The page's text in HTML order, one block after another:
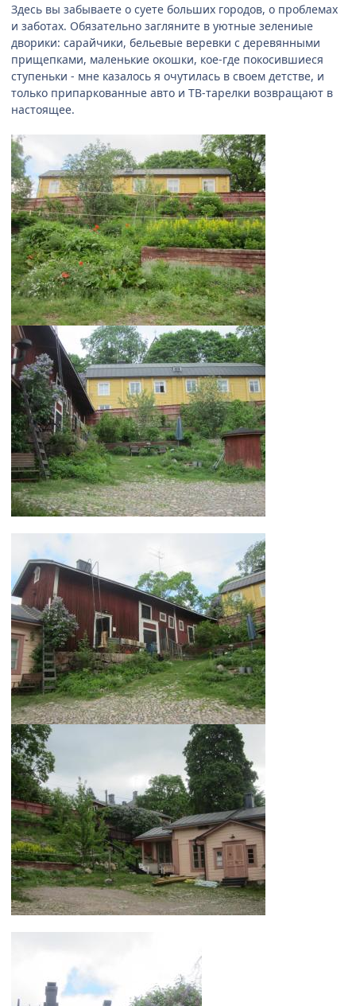
Здесь вы забываете о суете больших городов, о проблемах
и заботах. Обязательно загляните в уютные зелениые
дворики: сарайчики, бельевые веревки с деревянными
прищепками, маленькие окошки, кое-где покосившиеся
ступеньки - мне казалось я очутилась в своем детстве, и
только припаркованные авто и ТВ-тарелки возвращают в
настоящее.